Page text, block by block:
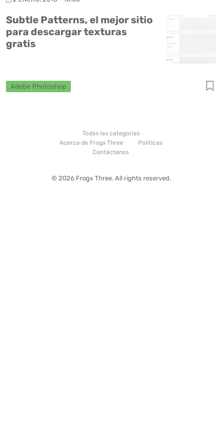
Subtle Patterns, el mejor sitio
para descargar texturas
gratis
Adobe Photoshop
Todas las categorías
Acerca de Frogx Three
Politicas
Contáctanos
© 2026 Frogx Three. All rights reserved.